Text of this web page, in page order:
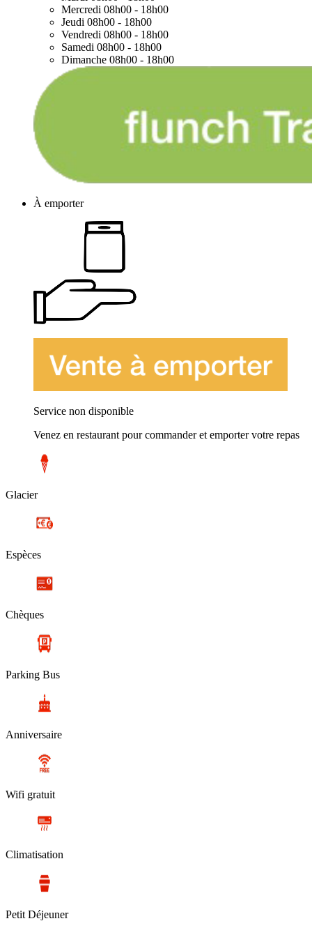
Mercredi 08h00 - 18h00
Jeudi 08h00 - 18h00
Vendredi 08h00 - 18h00
Samedi 08h00 - 18h00
Dimanche 08h00 - 18h00
À emporter
Service non disponible
Venez en restaurant pour commander et emporter votre repas
Glacier
Espèces
Chèques
Parking Bus
Anniversaire
Wifi gratuit
Climatisation
Petit Déjeuner